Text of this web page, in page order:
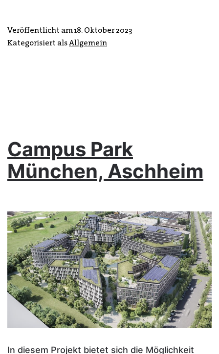
Veröffentlicht am18. Oktober 2023
Kategorisiert alsAllgemein
Campus Park
München, Aschheim
In diesem Projekt bietet sich die Möglichkeit